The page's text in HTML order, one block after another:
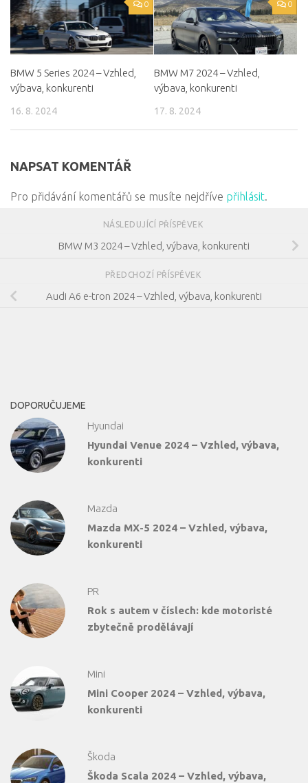
0
BMW 5 Series 2024 – Vzhled,
výbava, konkurenti
16. 8. 2024
0
BMW M7 2024 – Vzhled,
výbava, konkurenti
17. 8. 2024
NAPSAT KOMENTÁŘ
Pro přidávání komentářů se musíte nejdříve přihlásit.
NÁSLEDUJÍCÍ PŘÍSPĚVEK
BMW M3 2024 – Vzhled, výbava, konkurenti
PŘEDCHOZÍ PŘÍSPĚVEK
Audi A6 e-tron 2024 – Vzhled, výbava, konkurenti
DOPORUČUJEME
Hyundai
Hyundai Venue 2024 – Vzhled, výbava,
konkurenti
Mazda
Mazda MX-5 2024 – Vzhled, výbava,
konkurenti
PR
Rok s autem v číslech: kde motoristé
zbytečně prodělávají
Mini
Mini Cooper 2024 – Vzhled, výbava,
konkurenti
Škoda
Škoda Scala 2024 – Vzhled, výbava,